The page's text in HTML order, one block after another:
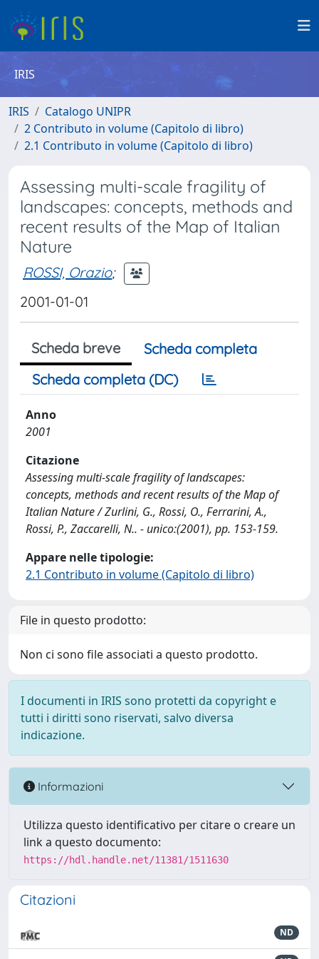
IRIS
IRIS
Catalogo UNIPR
2 Contributo in volume (Capitolo di libro)
2.1 Contributo in volume (Capitolo di libro)
Assessing multi-scale fragility of
landscapes: concepts, methods and
recent results of the Map of Italian
Nature
ROSSI, Orazio;
2001-01-01
Scheda breve
Scheda completa
Scheda completa (DC)
Anno
2001
Citazione
Assessing multi-scale fragility of landscapes:
concepts, methods and recent results of the Map of
Italian Nature / Zurlini, G., Rossi, O., Ferrarini, A.,
Rossi, P., Zaccarelli, N.. - unico:(2001), pp. 153-159.
Appare nelle tipologie:
2.1 Contributo in volume (Capitolo di libro)
File in questo prodotto:
Non ci sono file associati a questo prodotto.
I documenti in IRIS sono protetti da copyright e
tutti i diritti sono riservati, salvo diversa
indicazione.
Informazioni
Utilizza questo identificativo per citare o creare un
link a questo documento:
https://hdl.handle.net/11381/1511630
Citazioni
ND